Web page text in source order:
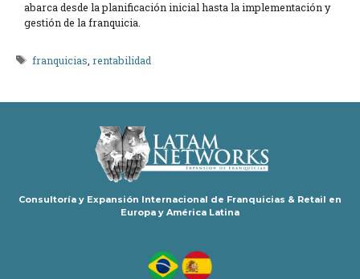
abarca desde la planificación inicial hasta la implementación y
gestión de la franquicia.
Etiquetas
franquicias ,rentabilidad
Consultoría y Expansión Internacional de Franquicias & Retail en
Europa y América Latina